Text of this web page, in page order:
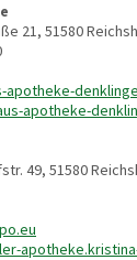
21, 51580
apotheke-
apotheke-
49, 51580